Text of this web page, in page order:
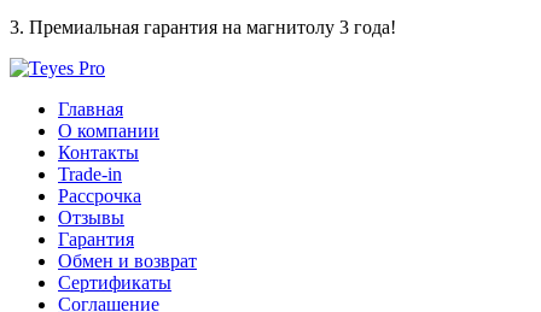
3. Премиальная гарантия на магнитолу 3 года!
Главная
О компании
Контакты
Trade-in
Рассрочка
Отзывы
Гарантия
Обмен и возврат
Сертификаты
Соглашение